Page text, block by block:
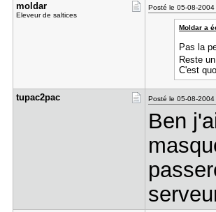
moldar
Eleveur de saltices
Posté le 05-08-
Moldar a
Pas la
Reste
C'est
tupac2pac Posté le 05-08-
Ben